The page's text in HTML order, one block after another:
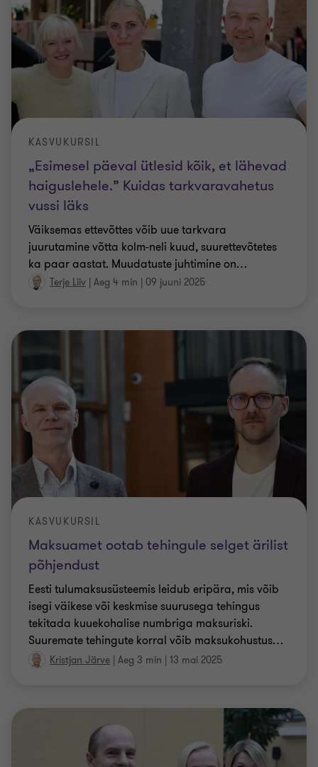
„Esimesel päeval ütlesid kõik, et lähevad
haiguslehele.” Kuidas tarkvaravahetus
vussi läks
KASVUKURSIL
Väiksemas ettevõttes võib uue tarkvara
juurutamine võtta kolm-neli kuud, suurettevõtetes
ka paar aastat. Muudatuste juhtimine on…
Terje Liiv | Aeg 4 min | 09 juuni 2025
Maksuamet ootab tehingule selget ärilist
põhjendust
KASVUKURSIL
Eesti tulumaksusüsteemis leidub eripära, mis võib
isegi väikese või keskmise suurusega tehingus
tekitada kuuekohalise numbriga maksuriski.
Suuremate tehingute korral võib maksukohustus…
Kristjan Järve | Aeg 3 min | 13 mai 2025